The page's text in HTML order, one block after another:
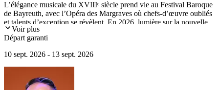
L’élégance musicale du XVIIIᵉ siècle prend vie au Festival Baroque
de Bayreuth, avec l’Opéra des Margraves où chefs-d’œuvre oubliés
et talents d’exception se révèlent. En 2026, lumière sur la nouvelle
production de l’opéra Floridante de Georg Friedrich Händel, offrant
de grands moments aux amateurs de musique baroque. Le voyage
des musées dédiés à Wagner et Liszt, ainsi que les villes de
Nuremberg et Bamberg, deux joyaux emblématiques de la
Voir plus
Départ garanti
10 sept. 2026 - 13 sept. 2026